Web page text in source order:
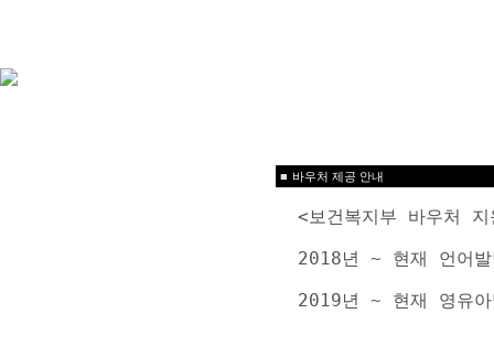
■ 바우처 제공 안내
<보건복지부 바우처 지
2018년 ~ 현재 언어발
2019년 ~ 현재 영유아